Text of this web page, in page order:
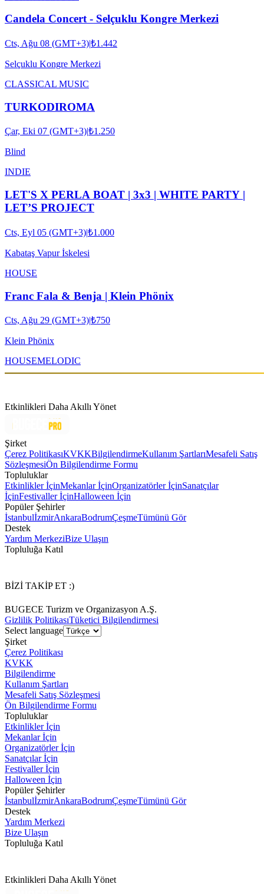
Candela Concert - Selçuklu Kongre Merkezi
Cts, Ağu 08 (GMT+3)|₺1.442
Selçuklu Kongre Merkezi
CLASSICAL MUSIC
TURKODIROMA
Çar, Eki 07 (GMT+3)|₺1.250
Blind
INDIE
LET'S X PERLA BOAT | 3x3 | WHITE PARTY |
LET’S PROJECT
Cts, Eyl 05 (GMT+3)|₺1.000
Kabataş Vapur İskelesi
HOUSE
Franc Fala & Benja | Klein Phönix
Cts, Ağu 29 (GMT+3)|₺750
Klein Phönix
HOUSEMELODIC
Etkinlikleri Daha Akıllı Yönet
Şirket
Çerez PolitikasıKVKKBilgilendirmeKullanım ŞartlarıMesafeli Satış
SözleşmesiÖn Bilgilendirme Formu
Topluluklar
Etkinlikler İçinMekanlar İçinOrganizatörler İçinSanatçılar
İçinFestivaller İçinHalloween İçin
Popüler Şehirler
İstanbulİzmirAnkaraBodrumÇeşmeTümünü Gör
Destek
Yardım MerkeziBize Ulaşın
Topluluğa Katıl
BİZİ TAKİP ET :)
BUGECE Turizm ve Organizasyon A.Ş.
Gizlilik PolitikasıTüketici Bilgilendirmesi
Select language
Şirket
Çerez Politikası
KVKK
Bilgilendirme
Kullanım Şartları
Mesafeli Satış Sözleşmesi
Ön Bilgilendirme Formu
Topluluklar
Etkinlikler İçin
Mekanlar İçin
Organizatörler İçin
Sanatçılar İçin
Festivaller İçin
Halloween İçin
Popüler Şehirler
İstanbulİzmirAnkaraBodrumÇeşmeTümünü Gör
Destek
Yardım Merkezi
Bize Ulaşın
Topluluğa Katıl
Etkinlikleri Daha Akıllı Yönet